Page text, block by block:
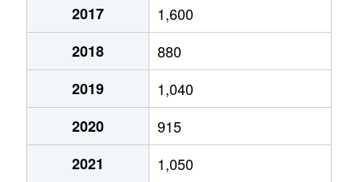
2017
1,600
2018
880
2019
1,040
2020
915
2021
1,050